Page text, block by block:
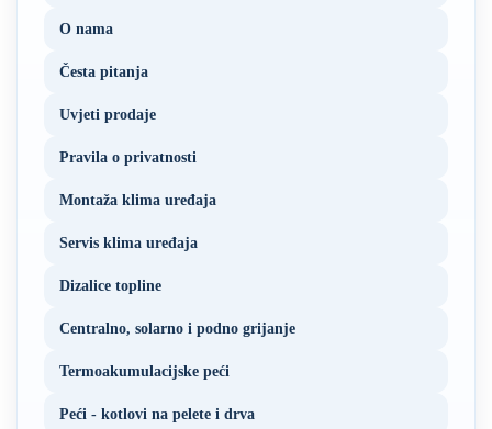
O nama
Česta pitanja
Uvjeti prodaje
Pravila o privatnosti
Montaža klima uređaja
Servis klima uređaja
Dizalice topline
Centralno, solarno i podno grijanje
Termoakumulacijske peći
Peći - kotlovi na pelete i drva